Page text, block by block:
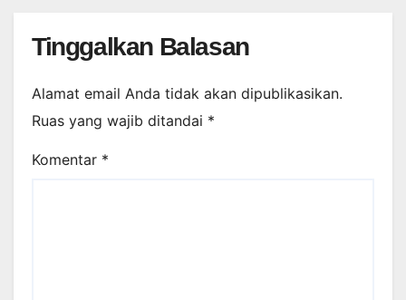
Tinggalkan Balasan
Alamat email Anda tidak akan dipublikasikan.
Ruas yang wajib ditandai *
Komentar *